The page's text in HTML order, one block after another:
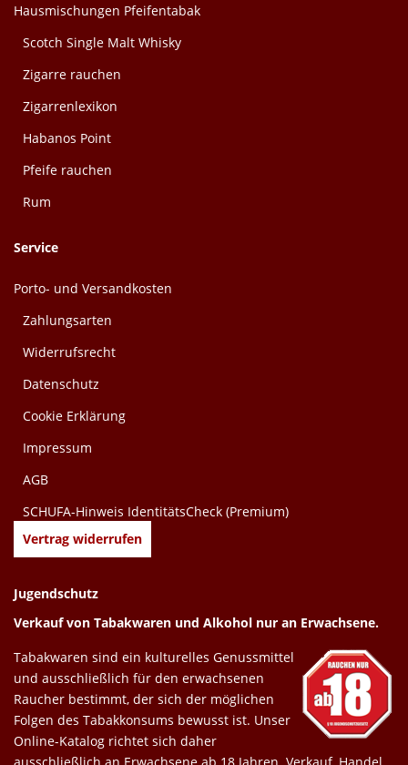
Hausmischungen Pfeifentabak
Scotch Single Malt Whisky
Zigarre rauchen
Zigarrenlexikon
Habanos Point
Pfeife rauchen
Rum
Service
Porto- und Versandkosten
Zahlungsarten
Widerrufsrecht
Datenschutz
Cookie Erklärung
Impressum
AGB
SCHUFA-Hinweis IdentitätsCheck (Premium)
Vertrag widerrufen
Jugendschutz
Verkauf von Tabakwaren und Alkohol nur an Erwachsene.
Tabakwaren sind ein kulturelles Genussmittel
und ausschließlich für den erwachsenen
Raucher bestimmt, der sich der möglichen
Folgen des Tabakkonsums bewusst ist. Unser
Online-Katalog richtet sich daher